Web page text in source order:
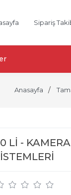
Sipariş
Anasayfa
Lİ -